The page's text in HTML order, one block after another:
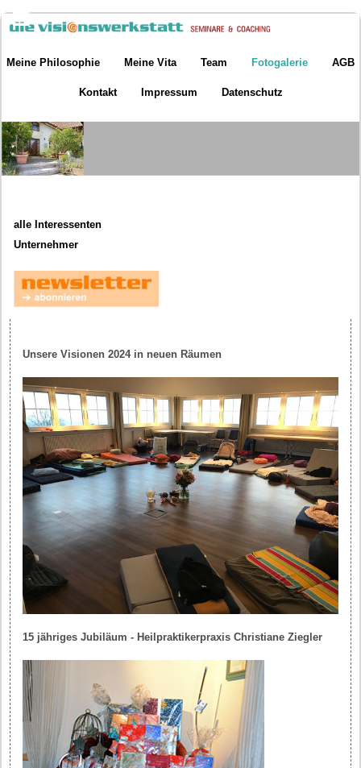
Meine Philosophie Meine Vita Team Fotogalerie AGB
Kontakt Impressum Datenschutz
alle Interessenten
Unternehmer
Unsere Visionen 2024 in neuen Räumen
15 jähriges Jubiläum - Heilpraktikerpraxis Christiane Ziegler